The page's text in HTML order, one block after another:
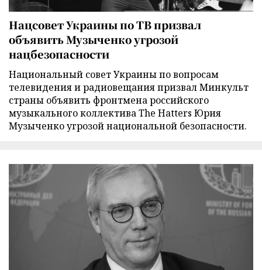
Нацсовет Украины по ТВ призвал
объявить Музыченко угрозой
нацбезопасности
Национальный совет Украины по вопросам
телевидения и радиовещания призвал Минкульт
страны объявить фронтмена российского
музыкального коллектива The Hatters Юрия
Музыченко угрозой национальной безопасности.